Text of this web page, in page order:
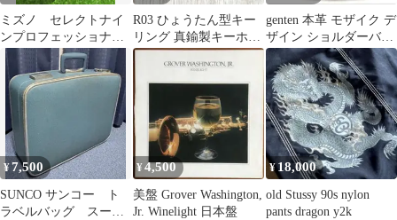
ミズノ セレクトナイ
ンプロフェッショナ
ル 軟式 内野手用
坂本モデル
R03 ひょうたん型キー
リング 真鍮製キーホル
ダー｜ブラスの重厚感
と縁起の良い瓢箪モチ
ーフで金運・開運を呼
び込むアンティーク調
ヴィンテージ雑貨
genten 本革 モザイク デ
ザイン ショルダーバッ
グ レザー ブラウン
¥7,500
SUNCO サンコー ト
ラベルバッグ スーツ
¥4,500
美盤 Grover Washington,
Jr. Winelight 日本盤
¥18,000
old Stussy 90s nylon
pants dragon y2k